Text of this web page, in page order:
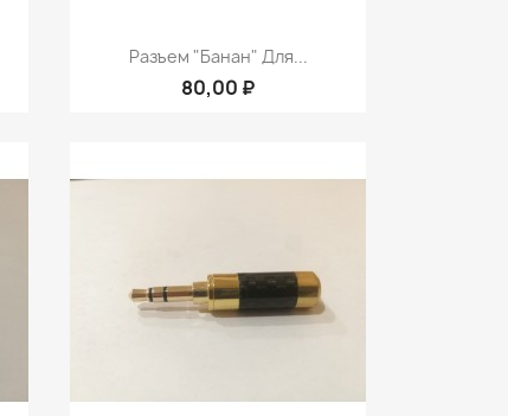
Быстрый просмотр
Разъем "банан" Для...
80,00 ₽